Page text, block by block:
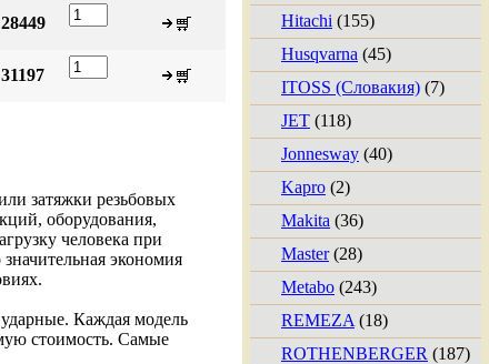
28449
31197
затяжки резьбовых
оборудования,
человека при
экономия
Каждая модель
стоимость. Самые
Hitachi (155)
Husqvarna (45)
ITOSS (Словакия) (7)
JET (118)
Jonnesway (40)
Kapro (2)
Makita (36)
Master(28)
Metabo (243)
REMEZA (18)
ROTHENBERGER (187)